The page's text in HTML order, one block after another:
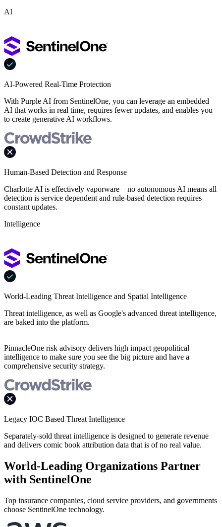
AI
AI-Powered Real-Time Protection
With Purple AI from SentinelOne, you can leverage an embedded
AI that works in real time, requires fewer updates, and enables you
to create generative AI workflows.
Human-Based Detection and Response
Charlotte AI is effectively vaporware—no autonomous AI means all
detection is service dependent and rule-based detection requires
constant updates.
Intelligence
World-Leading Threat Intelligence and Spatial Intelligence
Threat intelligence, as well as Google's advanced threat intelligence,
are baked into the platform.
PinnacleOne risk advisory delivers high impact geopolitical
intelligence to make sure you see the big picture and have a
comprehensive security strategy.
Legacy IOC Based Threat Intelligence
Separately-sold threat intelligence is designed to generate revenue
and delivers comic book attribution data that is of no real value.
World-Leading Organizations Partner
with SentinelOne
Top insurance companies, cloud service providers, and governments
choose SentinelOne technology.